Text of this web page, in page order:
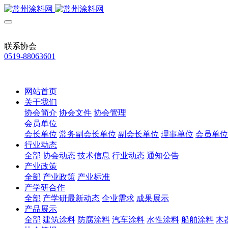
联系协会
0519-88063601
网站首页
关于我们
协会简介 协会文件 协会管理
会员单位
会长单位 常务副会长单位 副会长单位 理事单位 会员单位
行业动态
全部 协会动态 技术信息 行业动态 通知公告
产业政策
全部 产业政策 产业标准
产学研合作
全部 产学研最新动态 企业需求 成果展示
产品展示
全部 建筑涂料 防腐涂料 汽车涂料 水性涂料 船舶涂料 木